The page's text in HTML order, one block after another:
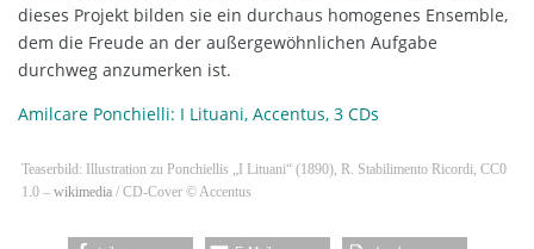
dieses Projekt bilden sie ein durchaus homogenes Ensemble,
dem die Freude an der außergewöhnlichen Aufgabe
durchweg anzumerken ist.
Amilcare Ponchielli: I Lituani, Accentus, 3 CDs
Teaserbild: Illustration zu Ponchiellis „I Lituani“ (1890), R. Stabilimento Ricordi, CC0
1.0 – wikimedia / CD-Cover © Accentus